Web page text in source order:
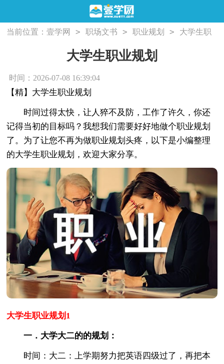
当前位置：壹学网 > 职场文书 > 职业规划 >
大学生职
大学生职业规划
时间：2026-07-08 16:39:04
【精】大学生职业规划
时间过得太快，让人猝不及防，工作了许久，你还
记得当初的目标吗？我想我们需要好好地做个职业规划
了。为了让您不再为做职业规划头疼，以下是小编整理
的大学生职业规划，欢迎大家分享。
大学生职业规划1
一．大学大二的的规划：
时间：大二：上学期努力把英语四级过了，再把本